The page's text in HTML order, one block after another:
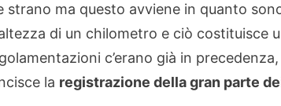
strano ma questo avviene in quanto
di un chilometro e ciò costituisce
c’erano già in
la registrazione della gran parte